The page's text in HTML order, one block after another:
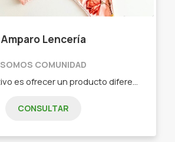
Amparo Lencería
SOMOS COMUNIDAD
CONSULTAR